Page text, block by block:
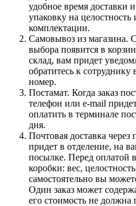
удобное время доставки
упаковку на целостность
комплектации.
Самовывоз из магазина.
выбора появится в
склад, вам придет
обратитесь к сотруднику
номер.
Постамат. Когда заказ
телефон или e-mail
оплатить в терминале
дня.
Почтовая доставка через
придет в отделение, на
посылке. Перед оплатой
коробки: вес,
самостоятельно вы
Один заказ может
его стоимость не